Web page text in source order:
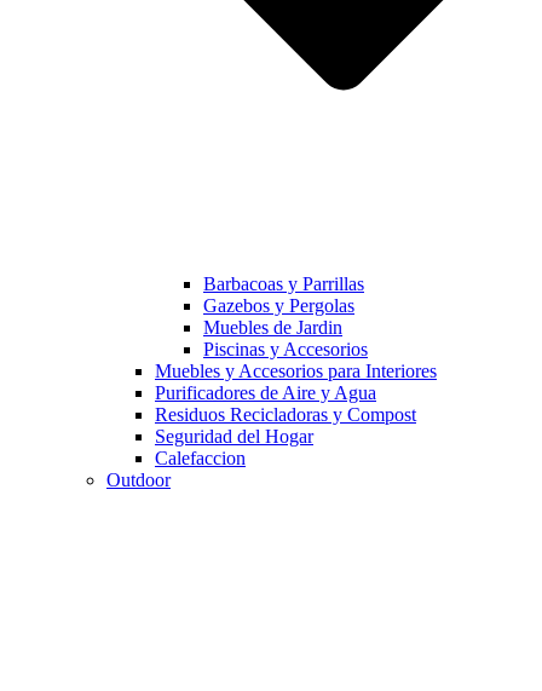
Barbacoas y Parrillas
Gazebos y Pergolas
Muebles de Jardin
Piscinas y Accesorios
Muebles y Accesorios para Interiores
Purificadores de Aire y Agua
Residuos Recicladoras y Compost
Seguridad del Hogar
Calefaccion
Outdoor